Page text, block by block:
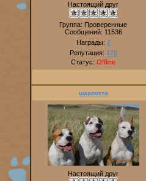
Настоящий друг
Группа: Проверенные
Сообщений: 11536
Награды: 2
Репутация: 170
Статус: Offline
шарлотта
Настоящий друг